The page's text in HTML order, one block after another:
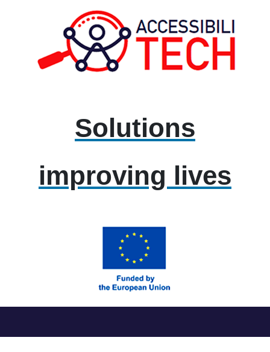
Solutions
improving lives
al